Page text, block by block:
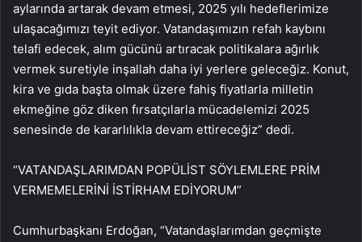
aylarında artarak devam etmesi, 2025 yılı hedeflerimize
ulaşacağımızı teyit ediyor. Vatandaşımızın refah kaybını
telafi edecek, alım gücünü artıracak politikalara ağırlık
vermek suretiyle inşallah daha iyi yerlere geleceğiz. Konut,
kira ve gıda başta olmak üzere fahiş fiyatlarla milletin
ekmeğine göz diken fırsatçılarla mücadelemizi 2025
senesinde de kararlılıkla devam ettireceğiz” dedi.
“VATANDAŞLARIMDAN POPÜLİST SÖYLEMLERE PRİM
VERMEMELERİNİ İSTİRHAM EDİYORUM”
Cumhurbaşkanı Erdoğan, “Vatandaşlarımdan geçmişte